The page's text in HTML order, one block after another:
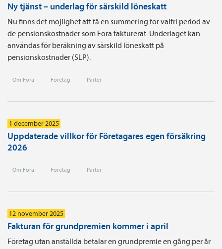
Ny tjänst – underlag för särskild löneskatt
Nu finns det möjlighet att få en summering för valfri period av
de pensionskostnader som Fora fakturerat. Underlaget kan
användas för beräkning av särskild löneskatt på
pensionskostnader (SLP).
Om Fora Företag Parter
1 december 2025
Uppdaterade villkor för Företagares egen försäkring
2026
Om Fora Företag Parter
12 november 2025
Fakturan för grundpremien kommer i april
Företag utan anställda betalar en grundpremie en gång per år